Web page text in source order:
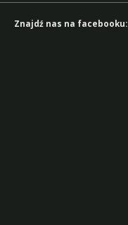
Znajdź nas na facebooku: